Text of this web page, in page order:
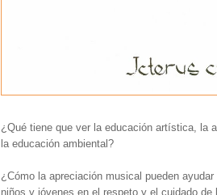
¿Qué tiene que ver la educación artística, la
la educación ambiental?
¿Cómo la apreciación musical pueden
niños y jóvenes en el respeto y el cuidado de